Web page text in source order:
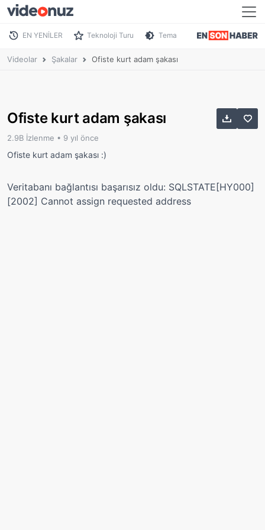
EN YENİLER Teknoloji Turu Tema
Videolar Şakalar Ofiste kurt adam şakası
Ofiste kurt adam şakası
2.9B İzlenme • 9 yıl önce
Ofiste kurt adam şakası :)
Veritabanı bağlantısı başarısız oldu: SQLSTATE[HY000]
[2002] Cannot assign requested address